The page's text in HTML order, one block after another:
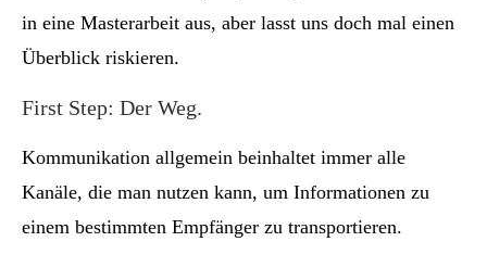
in eine Masterarbeit aus, aber lasst uns doch mal einen
Überblick riskieren.
First Step: Der Weg.
Kommunikation allgemein beinhaltet immer alle
Kanäle, die man nutzen kann, um Informationen zu
einem bestimmten Empfänger zu transportieren.